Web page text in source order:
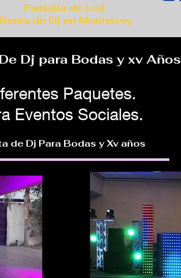
Pantalla de Led
Renta de Dj en Monterrey
Dj para Bodas y xv Años
Paquetes.
Eventos Sociales.
de Dj Para Bodas y Xv años